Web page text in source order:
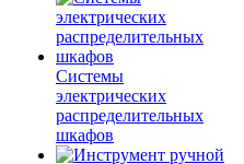
Системы
электрических
распределительных
шкафов